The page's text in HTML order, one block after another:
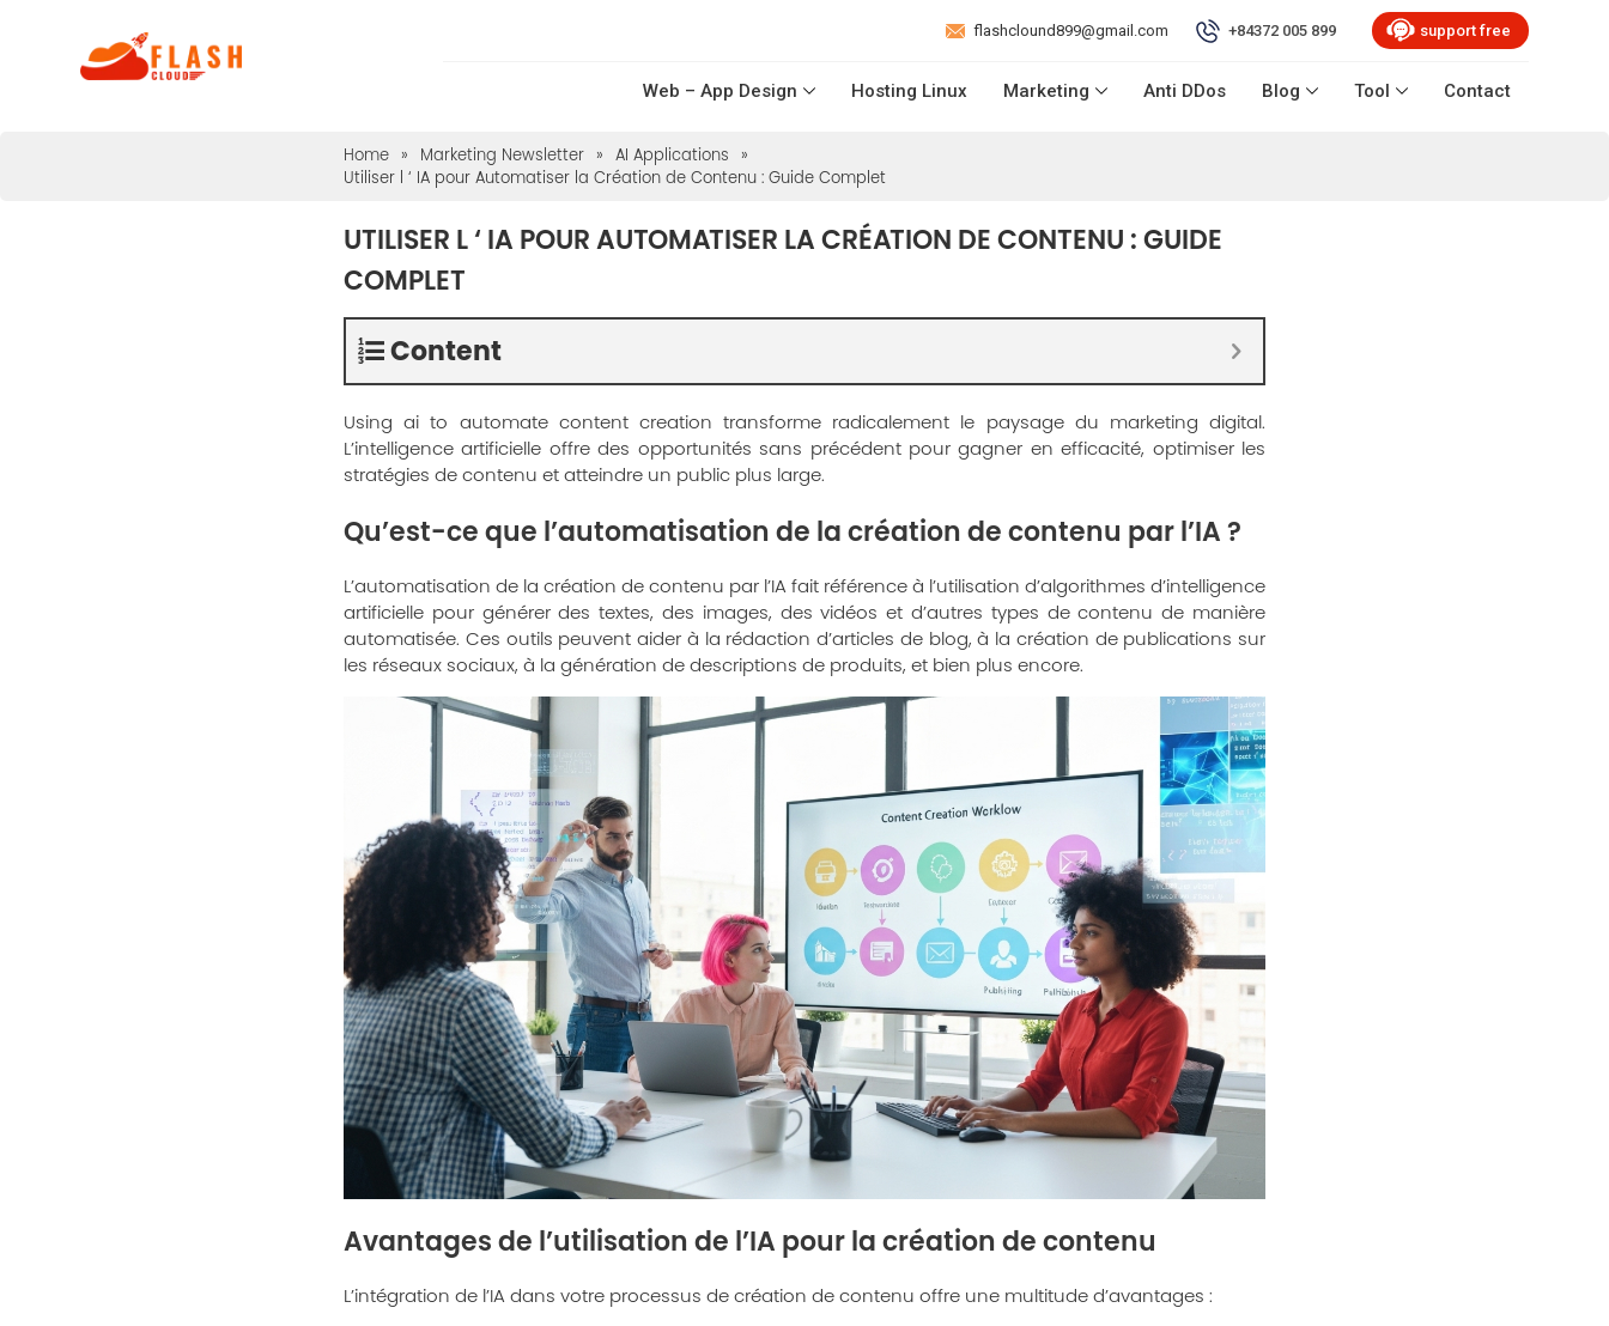
flashclound899@gmail.com +84372 005 899 support free
Web – App Design Hosting Linux Marketing Anti DDos Blog Tool Contact
Home » Marketing Newsletter » AI Applications
»
Utiliser l ‘ IA pour Automatiser la Création de Contenu : Guide Complet
UTILISER L ‘ IA POUR AUTOMATISER LA CRÉATION DE CONTENU : GUIDE
COMPLET
Content
Using ai to automate content creation transforme radicalement le paysage du marketing digital.
L’intelligence artificielle offre des opportunités sans précédent pour gagner en efficacité, optimiser les
stratégies de contenu et atteindre un public plus large.
Qu’est-ce que l’automatisation de la création de contenu par l’IA ?
L’automatisation de la création de contenu par l’IA fait référence à l’utilisation d’algorithmes d’intelligence
artificielle pour générer des textes, des images, des vidéos et d’autres types de contenu de manière
automatisée. Ces outils peuvent aider à la rédaction d’articles de blog, à la création de publications sur
les réseaux sociaux, à la génération de descriptions de produits, et bien plus encore.
Avantages de l’utilisation de l’IA pour la création de contenu
L’intégration de l’IA dans votre processus de création de contenu offre une multitude d’avantages :